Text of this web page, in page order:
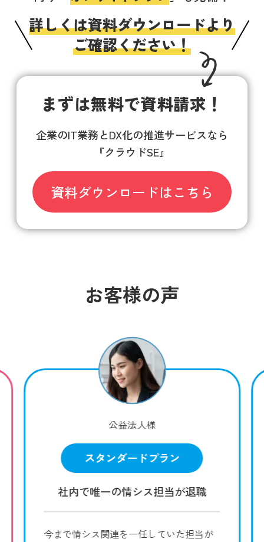
詳しくは資料ダウンロードより
ご確認ください！
まずは無料で資料請求！
企業のIT業務とDX化の推進サービスなら
『クラウドSE』
資料ダウンロードはこちら
お客様の声
公益法人様
スタンダードプラン
社内で唯一の情シス担当が退職
今まで情シス関連を一任していた担当が